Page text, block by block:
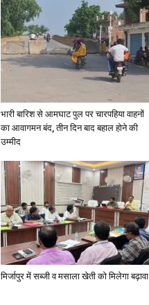
भारी बारिश से आमघाट पुल पर चारपहिया वाहनों
का आवागमन बंद, तीन दिन बाद बहाल होने की
उम्मीद
मिर्जापुर में सब्जी व मसाला खेती को मिलेगा बढ़ावा